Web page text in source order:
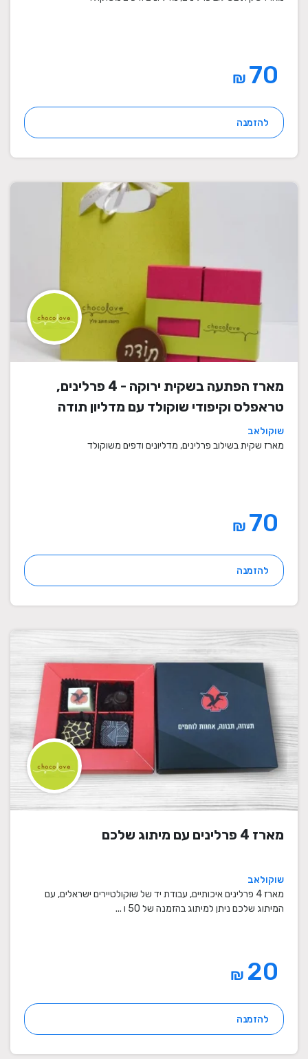
₪
להזמנה
מארז הפתעה בשקית ירוקה - 4 פרלינים,
טראפלס וקיפודי שוקולד עם מדליון תודה
שוקולאב
מארז שקית בשילוב פרלינים, מדליונים ודפים משוקולד
₪
להזמנה
מארז 4 פרלינים עם מיתוג שלכם
שוקולאב
מארז 4 פרלינים איכותיים, עבודת יד של שוקולטיירים ישראלים, עם
המיתוג שלכם ניתן למיתוג בהזמנה של 50 ו ...
₪
להזמנה